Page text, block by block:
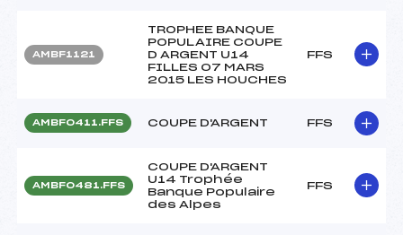
AMBF1121
TROPHEE BANQUE
POPULAIRE COUPE
D ARGENT U14
FILLES 07 MARS
2015 LES HOUCHES
FFS
AMBF0411.FFS COUPE D'ARGENT FFS
AMBF0481.FFS
COUPE D'ARGENT
U14 Trophée
Banque Populaire
des Alpes
FFS